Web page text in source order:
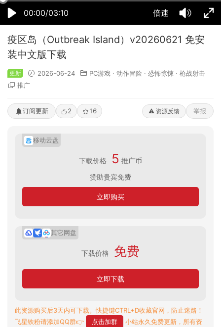
00:00/03:10 倍速
疫区岛（Outbreak Island）v20260621 免安
装中文版下载
更新 2026-06-24 PC游戏 · 动作冒险 · 恐怖惊悚 · 枪战射击
推广
订阅更新 2 16 ⚠️ 资源反馈 举报
移动云盘
下载价格 5 推广币
赞助贵宾免费
立即购买
其它网盘
下载价格 免费
立即下载
此资源购买后3天内可下载。快捷键CTRL+D收藏官网，防止迷路！
飞星铁粉请添加QQ群👉
点击加群
小站永久免费更新，所有资